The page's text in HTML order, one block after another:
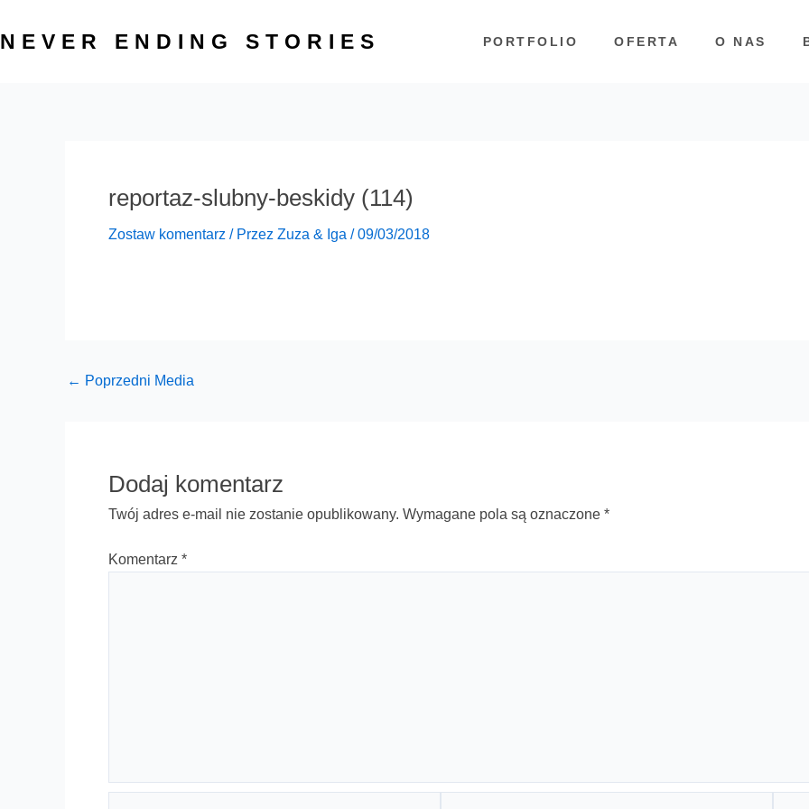
do
NEVER ENDING STORIES PORTFOLIO OFERTA O NAS
reportaz-slubny-beskidy (114)
Zostaw komentarz / Przez Zuza & Iga /09/03/2018
← Poprzedni Media
Dodaj komentarz
Twój adres e-mail nie zostanie opublikowany. Wymagane pola są oznaczone *
Komentarz *